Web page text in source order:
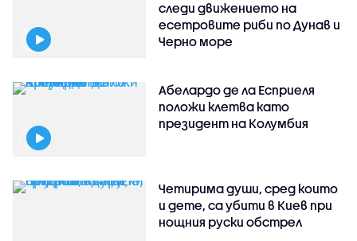
следи движението на
есетровите риби по Дунав и
Черно море
Абелардо де ла Есприеля
положи клетва като
президент на Колумбия
Четирима души, сред които
и дете, са убити в Киев при
нощния руски обстрел